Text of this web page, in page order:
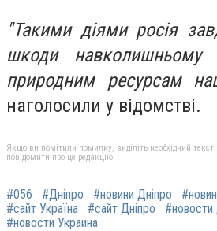
"Такими діями росія
шкоди навколишньому
природним ресурсам
наголосили у відомстві.
Якщо ви помітили помилку, виділіть необхідний текст
повідомити про це редакцію
#056 #Дніпро #новини Дніпро
#сайт Україна
#сайт Дніпро
#новости Украина